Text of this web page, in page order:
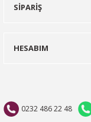
0232 486 22 48
SİPARİŞ
HESABIM